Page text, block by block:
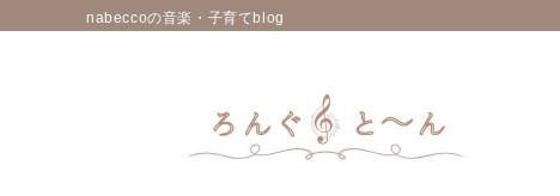
nabeccoの音楽・子育てblog